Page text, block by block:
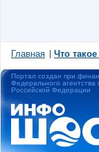
Главная Что
Портал создан при
Федерального
Российской Федерации